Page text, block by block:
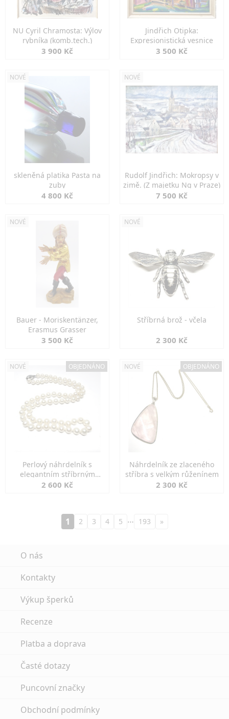
NU Cyril Chramosta: Výlov
rybníka (komb.tech.)
3 900 Kč
Jindřich Otipka:
Expresionistická vesnice
3 500 Kč
NOVÉ
skleněná platika Pasta na
zuby
4 800 Kč
NOVÉ
Rudolf Jindřich: Mokropsy v
zimě. (Z majetku Ng v Praze)
7 500 Kč
NOVÉ
Bauer - Moriskentänzer,
Erasmus Grasser
3 500 Kč
NOVÉ
Stříbrná brož - včela
2 300 Kč
NOVÉ OBJEDNÁNO
Perlový náhrdelník s
elegantním stříbrným
zapínáním
2 600 Kč
NOVÉ OBJEDNÁNO
Náhrdelník ze zlaceného
stříbra s velkým růženínem
2 300 Kč
1 2 3 4 5 … 193 »
O nás
Kontakty
Výkup šperků
Recenze
Platba a doprava
Časté dotazy
Puncovní značky
Obchodní podmínky